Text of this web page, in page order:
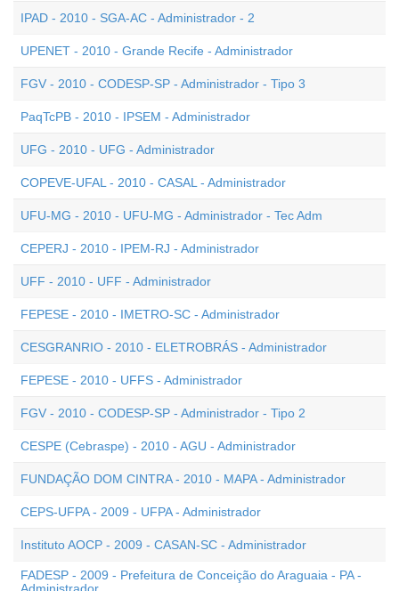
IPAD - 2010 - SGA-AC - Administrador - 2
UPENET - 2010 - Grande Recife - Administrador
FGV - 2010 - CODESP-SP - Administrador - Tipo 3
PaqTcPB - 2010 - IPSEM - Administrador
UFG - 2010 - UFG - Administrador
COPEVE-UFAL - 2010 - CASAL - Administrador
UFU-MG - 2010 - UFU-MG - Administrador - Tec Adm
CEPERJ - 2010 - IPEM-RJ - Administrador
UFF - 2010 - UFF - Administrador
FEPESE - 2010 - IMETRO-SC - Administrador
CESGRANRIO - 2010 - ELETROBRÁS - Administrador
FEPESE - 2010 - UFFS - Administrador
FGV - 2010 - CODESP-SP - Administrador - Tipo 2
CESPE (Cebraspe) - 2010 - AGU - Administrador
FUNDAÇÃO DOM CINTRA - 2010 - MAPA - Administrador
CEPS-UFPA - 2009 - UFPA - Administrador
Instituto AOCP - 2009 - CASAN-SC - Administrador
FADESP - 2009 - Prefeitura de Conceição do Araguaia - PA -